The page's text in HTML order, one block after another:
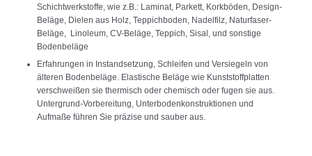
Schichtwerkstoffe, wie z.B.: Laminat, Parkett, Korkböden, Design-
Beläge, Dielen aus Holz, Teppichboden, Nadelfilz, Naturfaser-
Beläge, Linoleum, CV-Beläge, Teppich, Sisal, und sonstige
Bodenbeläge
Erfahrungen in Instandsetzung, Schleifen und Versiegeln von
älteren Bodenbeläge. Elastische Beläge wie Kunststoffplatten
verschweißen sie thermisch oder chemisch oder fugen sie aus.
Untergrund-Vorbereitung, Unterbodenkonstruktionen und
Aufmaße führen Sie präzise und sauber aus.